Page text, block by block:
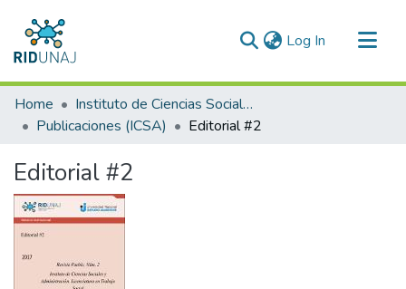
Log In (current)
Communities & Collections
All of RID-UNAJ
Home
Instituto de Ciencias Sociales y Administración (ICSA)
Publicaciones (ICSA)
Editorial #2
Editorial #2